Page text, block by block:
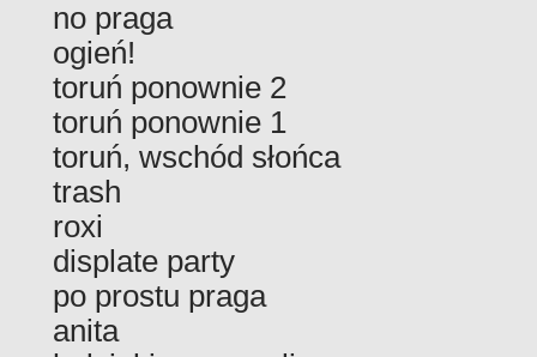
no praga
ogień!
toruń ponownie 2
toruń ponownie 1
toruń, wschód słońca
trash
roxi
displate party
po prostu praga
anita